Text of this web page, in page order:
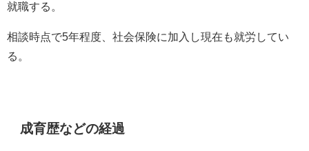
就職する。
相談時点で5年程度、社会保険に加入し現在も就労してい
る。
成育歴などの経過